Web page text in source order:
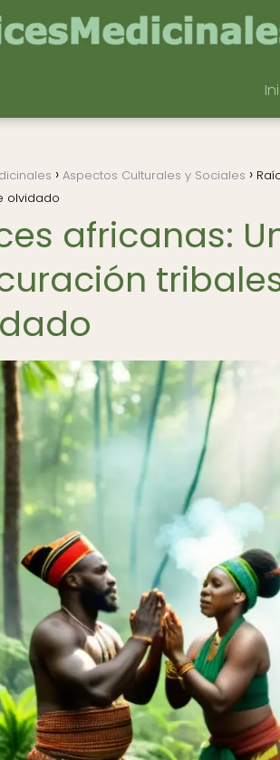
Aspectos Culturales y Sociales
olvidado
africanas: